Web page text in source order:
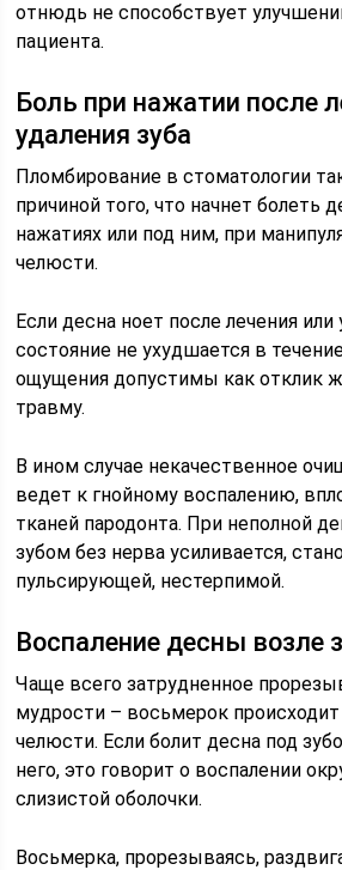
отнюдь не способствует
пациента.
Боль при нажатии после
удаления зуба
Пломбирование в стоматологии
причиной того, что начнет болеть
нажатиях или под ним, при
челюсти.
Если десна ноет после лечения или
состояние не ухудшается в
ощущения допустимы как отклик
травму.
В ином случае некачественное
ведет к гнойному воспалению,
тканей пародонта. При неполной
зубом без нерва усиливается,
пульсирующей, нестерпимой.
Воспаление десны возле
Чаще всего затрудненное
мудрости – восьмерок
челюсти. Если болит десна под
него, это говорит о воспалении
слизистой оболочки.
Восьмерка, прорезываясь,